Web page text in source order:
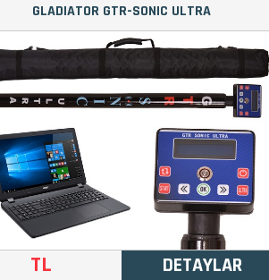
GLADIATOR GTR-SONIC ULTRA
TL DETAYLAR